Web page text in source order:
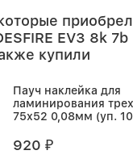
EV3 8k 7b
купили
Пауч наклейка для
ламинирования
75х52 0,08мм (уп.
920₽